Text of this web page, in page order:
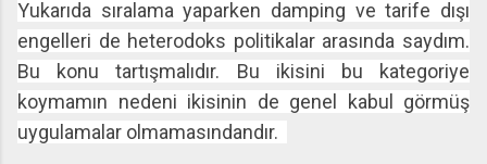
Yukarıda sıralama yaparken damping ve tarife dışı
engelleri de heterodoks politikalar arasında saydım.
Bu konu tartışmalıdır. Bu ikisini bu kategoriye
koymamın nedeni ikisinin de genel kabul görmüş
uygulamalar olmamasındandır.